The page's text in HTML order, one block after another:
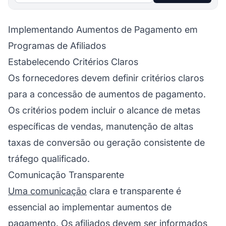
Implementando Aumentos de Pagamento em
Programas de Afiliados
Estabelecendo Critérios Claros
Os fornecedores devem definir critérios claros
para a concessão de aumentos de pagamento.
Os critérios podem incluir o alcance de metas
específicas de vendas, manutenção de altas
taxas de conversão ou geração consistente de
tráfego qualificado.
Comunicação Transparente
Uma comunicação clara e transparente é
essencial ao implementar aumentos de
pagamento. Os afiliados devem ser informados